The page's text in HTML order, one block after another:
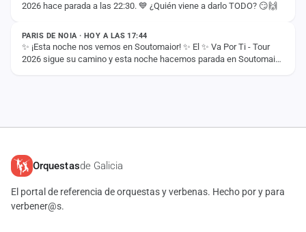
2026 hace parada a las 22:30. 💙 ¿Quién viene a darlo TODO? 😏🙌
ESTADO
PARIS DE NOIA · HOY A LAS 17:44
✨ ¡Esta noche nos vemos en Soutomaior! ✨ El ✨ Va Por Ti - Tour
2026 sigue su camino y esta noche hacemos parada en Soutomaior
Orquestasde Galicia
El portal de referencia de orquestas y verbenas. Hecho por y para
verbener@s.